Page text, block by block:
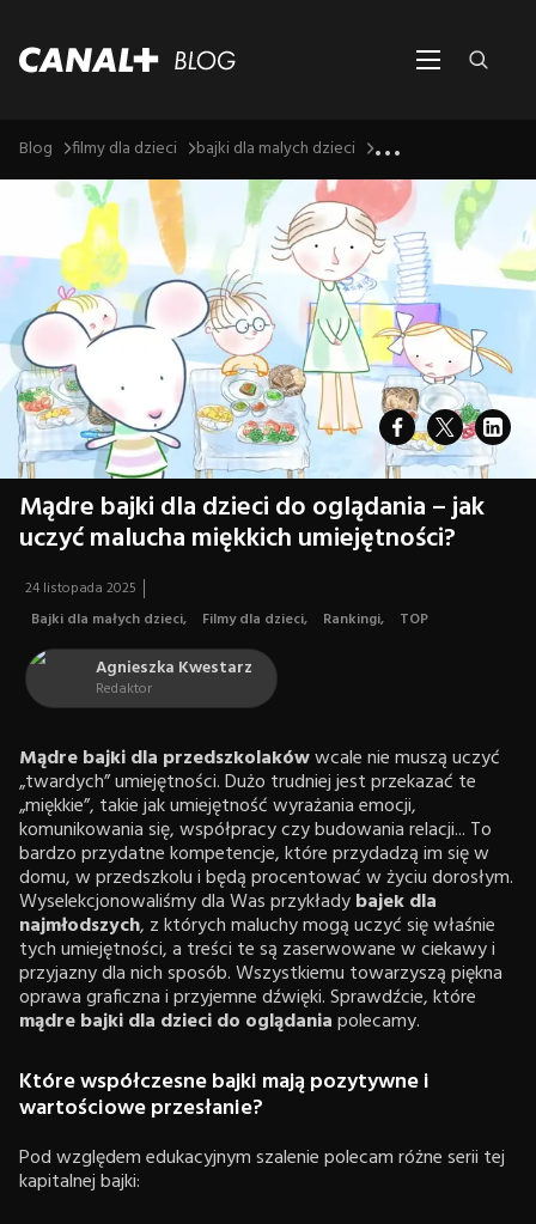
Blog filmy dla dzieci bajki dla malych dzieci ...
Mądre bajki dla dzieci do oglądania – jak
uczyć malucha miękkich umiejętności?
24 listopada 2025
Bajki dla małych dzieci, Filmy dla dzieci, Rankingi, TOP
Agnieszka Kwestarz
Redaktor
Mądre bajki dla przedszkolakówwcale nie muszą uczyć
„twardych” umiejętności. Dużo trudniej jest przekazać te
„miękkie”, takie jak umiejętność wyrażania emocji,
komunikowania się, współpracy czy budowania relacji... To
bardzo przydatne kompetencje, które przydadzą im się w
domu, w przedszkolu i będą procentować w życiu dorosłym.
Wyselekcjonowaliśmy dla Was przykładybajek dla
najmłodszych, z których maluchy mogą uczyć się właśnie
tych umiejętności, a treści te są zaserwowane w ciekawy i
przyjazny dla nich sposób. Wszystkiemu towarzyszą piękna
oprawa graficzna i przyjemne dźwięki. Sprawdźcie, które
mądre bajki dla dziecido oglądaniapolecamy.
Które współczesne bajki mają pozytywne i
wartościowe przesłanie?
Pod względem edukacyjnym szalenie polecam różne serii tej
kapitalnej bajki: